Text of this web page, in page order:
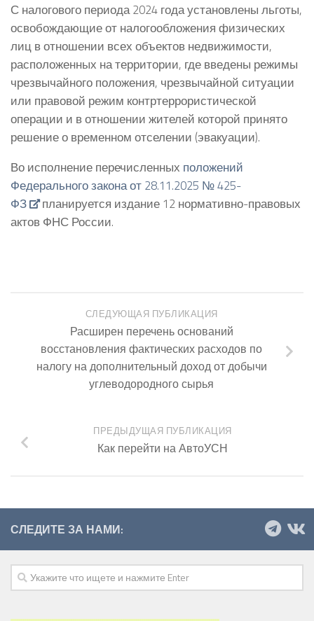
С налогового периода 2024 года установлены льготы,
освобождающие от налогообложения физических
лиц в отношении всех объектов недвижимости,
расположенных на территории, где введены режимы
чрезвычайного положения, чрезвычайной ситуации
или правовой режим контртеррористической
операции и в отношении жителей которой принято
решение о временном отселении (эвакуации).
Во исполнение перечисленных положений
Федерального закона от 28.11.2025 № 425-
ФЗ
планируется издание 12 нормативно-правовых
актов ФНС России.
СЛЕДУЮЩАЯ ПУБЛИКАЦИЯ
Расширен перечень оснований
восстановления фактических расходов по
налогу на дополнительный доход от добычи
углеводородного сырья
ПРЕДЫДУЩАЯ ПУБЛИКАЦИЯ
Как перейти на АвтоУСН
СЛЕДИТЕ ЗА НАМИ: